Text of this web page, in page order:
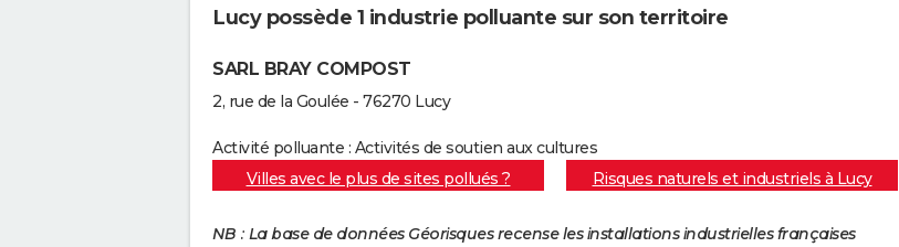
Lucy possède 1 industrie polluante sur son territoire
SARL BRAY COMPOST
2, rue de la Goulée - 76270 Lucy
Activité polluante : Activités de soutien aux cultures
Villes avec le plus de sites pollués ?
Risques naturels et industriels à Lucy
NB : La base de données Géorisques recense les installations industrielles françaises